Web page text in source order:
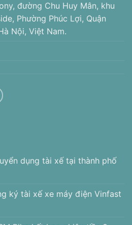
đường Chu Huy Mân, khu
Phường Phúc Lợi, Quận
Nội, Việt Nam.
dụng tài xế tại thành phố
ký tài xế xe máy điện Vinfast